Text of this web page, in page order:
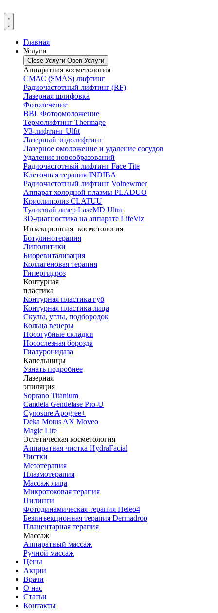
Главная
Услуги
Close Услуги Open Услуги
Аппаратная косметология
СМАС (SMAS) лифтинг
Радиочастотный лифтинг (RF)
Лазерная шлифовка
Фотолечение
BBL Фотоомоложение
Термолифтинг Thermage
УЗ-лифтинг Ulfit
Лазерный эндолифтинг
Лазерное омоложение и удаление сосудов
Удаление новообразований
Радиочастотный лифтинг Face Tite
Клеточная терапия INDIBA
Радиочастотный лифтинг Volnewmer
Аппарат холодной плазмы PLADUO
Криолиполиз CLATUU
Тулиевый лазер LaseMD Ultra
3D-диагностика на аппарате LifeViz
Инъекционная косметология
Ботулинотерапия
Липолитики
Биоревитализация
Коллагеновая терапия
Гипергидроз
Контурная
пластика
Контурная пластика губ
Контурная пластика лица
Скулы, углы, подбородок
Кольца венеры
Носогубные складки
Носослезная борозда
Гиалуронидаза
Капельницы
Узнать подробнее
Лазерная
эпиляция
Soprano Titanium
Candela Gentlelase Pro-U
Cynosure Apogree+
Deka Motus AX Moveo
Magic Lite
Эстетическая косметология
Аппаратная чистка HydraFacial
Чистки
Мезотерапия
Плазмотерапия
Массаж лица
Микротоковая терапия
Пилинги
Фотодинамическая терапия Heleo4
Безинъекционная терапия Dermadrop
Плацентарная терапия
Массаж
Аппаратный массаж
Ручной массаж
Цены
Акции
Врачи
О нас
Статьи
Контакты